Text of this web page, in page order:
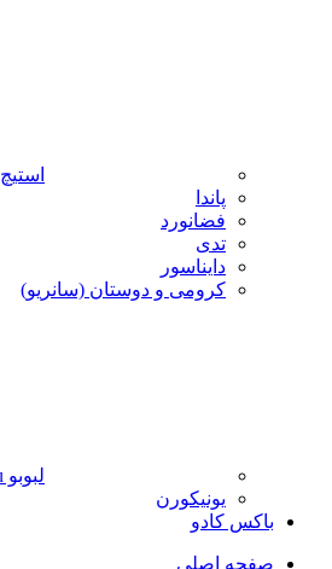
استیچ
پاندا
فضانورد
تدی
دایناسور
کرومی و دوستان (سانریو)
لبوبو labubu
یونیکورن
باکس کادو
صفحه اصلی